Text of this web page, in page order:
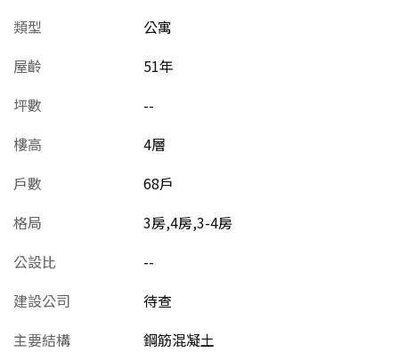
類型
公寓
屋齡
51年
坪數
--
樓高
4層
戶數
68戶
格局
3房,4房,3-4房
公設比
--
建設公司
待查
主要結構
鋼筋混凝土